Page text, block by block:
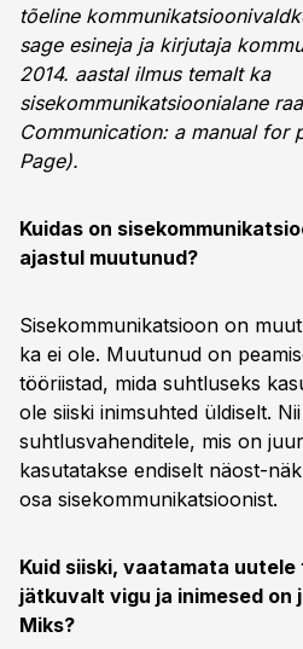
tõeline
sage esineja ja kirjutaja
2014. aastal ilmus temalt ka
sisekommunikatsioonialane
Communication: a manual for
Page).
Kuidas on
ajastul muutunud?
Sisekommunikatsioon on
ka ei ole. Muutunud on
tööriistad, mida suhtluseks
ole siiski inimsuhted üldiselt.
suhtlusvahenditele, mis on
kasutatakse endiselt näost-
osa sisekommunikatsioonist.
Kuid siiski, vaatamata
jätkuvalt vigu ja inimesed on
Miks?